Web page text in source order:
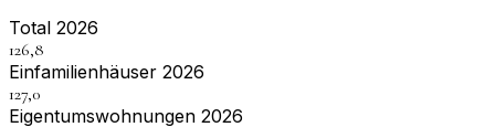
Total 2026
126,8
Einfamilienhäuser 2026
127,0
Eigentumswohnungen 2026